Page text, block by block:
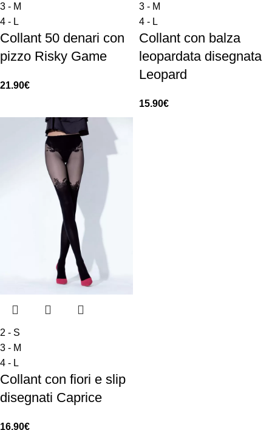
3 - M
4 - L
Collant 50 denari con
pizzo Risky Game
21.90€
3 - M
4 - L
Collant con balza
leopardata disegnata
Leopard
15.90€
2 - S
3 - M
4 - L
Collant con fiori e slip
disegnati Caprice
16.90€